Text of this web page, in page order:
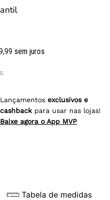
,99 sem juros
Lançamentos exclusivos e
cashback para usar nas lojas!
Baixe agora o App MVP
Tabela de medidas